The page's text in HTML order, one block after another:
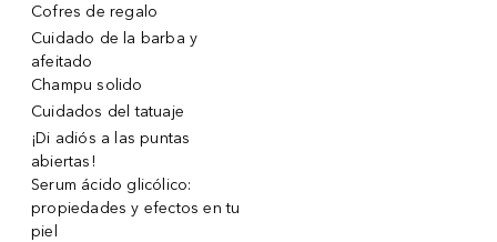
Cofres de regalo
Cuidado de la barba y
afeitado
Champu solido
Cuidados del tatuaje
¡Di adiós a las puntas
abiertas!
Serum ácido glicólico:
propiedades y efectos en tu
piel